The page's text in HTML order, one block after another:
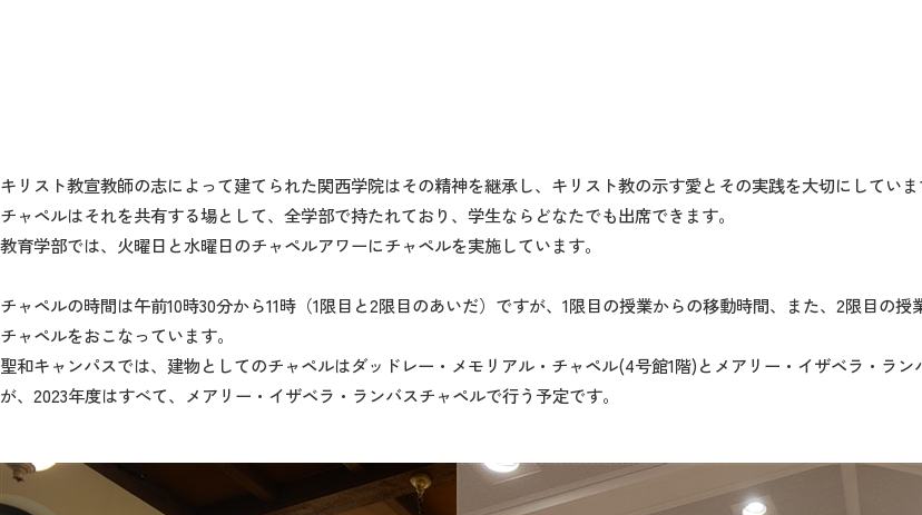
キリスト教宣教師の志によって建てられた関西学院はその精神を継承し、キリスト教の示す愛とその実践を大切にしていま
チャペルはそれを共有する場として、全学部で持たれており、学生ならどなたでも出席できます。
教育学部では、火曜日と水曜日のチャペルアワーにチャペルを実施しています。
チャペルの時間は午前10時30分から11時（1限目と2限目のあいだ）ですが、1限目の授業からの移動時間、また、2限目の授
チャペルをおこなっています。
聖和キャンパスでは、建物としてのチャペルはダッドレー・メモリアル・チャペル(4号館1階)とメアリー・イザベラ・ラ
が、2023年度はすべて、メアリー・イザベラ・ランバスチャペルで行う予定です。